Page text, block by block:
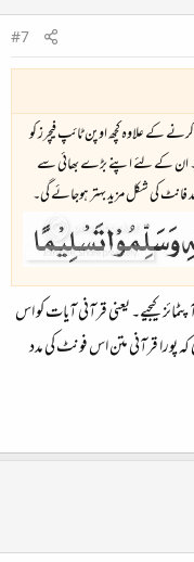
#7
کے علاوہ کچھ اوپن ٹائپ فیچرز کو
ان کے لئے اپنے بڑے بھائی سے
کی شکل مزید بہتر ہوجائے گی۔
کیجیے۔ یعنی قرآنی آیات کو اس
کہ پورا قرآنی متن اس فونٹ کی مدد